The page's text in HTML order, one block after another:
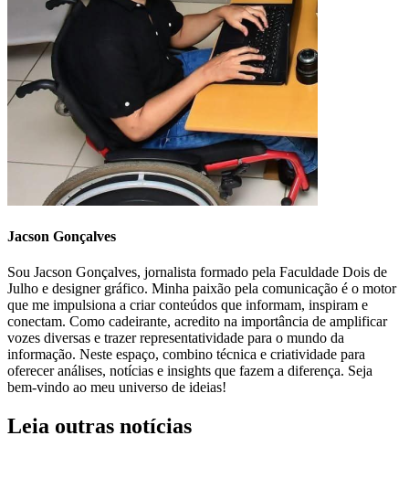
Jacson Gonçalves
Sou Jacson Gonçalves, jornalista formado pela Faculdade Dois de
Julho e designer gráfico. Minha paixão pela comunicação é o motor
que me impulsiona a criar conteúdos que informam, inspiram e
conectam. Como cadeirante, acredito na importância de amplificar
vozes diversas e trazer representatividade para o mundo da
informação. Neste espaço, combino técnica e criatividade para
oferecer análises, notícias e insights que fazem a diferença. Seja
bem-vindo ao meu universo de ideias!
Leia outras notícias